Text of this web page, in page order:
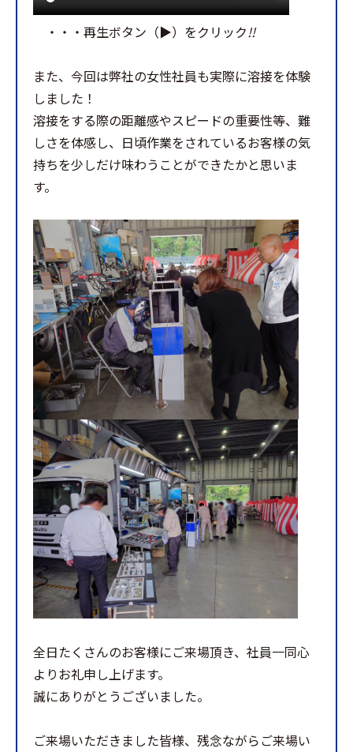
・・・再生ボタン（▶）をクリック!!
また、今回は弊社の女性社員も実際に溶接を体験
しました！
溶接をする際の距離感やスピードの重要性等、難
しさを体感し、日頃作業をされているお客様の気
持ちを少しだけ味わうことができたかと思いま
す。
全日たくさんのお客様にご来場頂き、社員一同心
よりお礼申し上げます。
誠にありがとうございました。
ご来場いただきました皆様、残念ながらご来場い